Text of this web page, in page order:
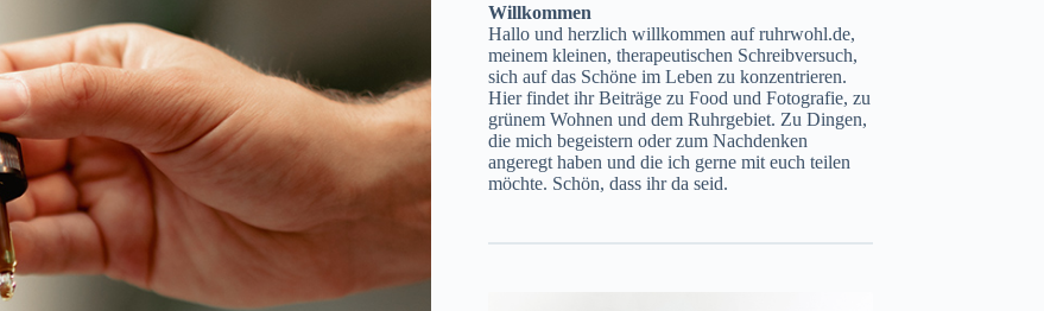
Willkommen
Hallo und herzlich willkommen auf ruhrwohl.de,
meinem kleinen, therapeutischen Schreibversuch,
sich auf das Schöne im Leben zu konzentrieren.
Hier findet ihr Beiträge zu Food und Fotografie, zu
grünem Wohnen und dem Ruhrgebiet. Zu Dingen,
die mich begeistern oder zum Nachdenken
angeregt haben und die ich gerne mit euch teilen
möchte. Schön, dass ihr da seid.